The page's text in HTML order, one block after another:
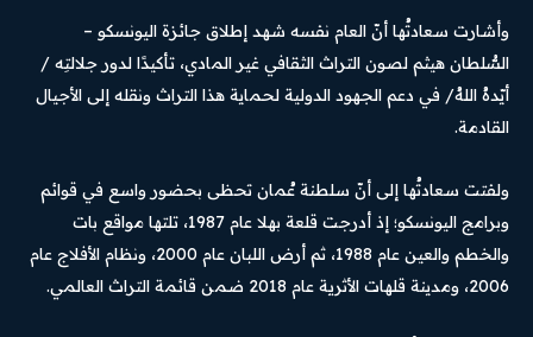
وأشارت سعادتُها أنّ العام نفسه شهد إطلاق جائزة اليونسكو –
السُّلطان هيثم لصون التراث الثقافي غير المادي، تأكيدًا لدور جلالتِه /
أيّدهُ اللهُ/ في دعم الجهود الدولية لحماية هذا التراث ونقله إلى الأجيال
القادمة.
ولفتت سعادتُها إلى أنّ سلطنة عُمان تحظى بحضور واسع في قوائم
وبرامج اليونسكو؛ إذ أدرجت قلعة بهلا عام 1987، تلتها مواقع بات
والخطم والعين عام 1988، ثم أرض اللبان عام 2000، ونظام الأفلاج عام
2006، ومدينة قلهات الأثرية عام 2018 ضمن قائمة التراث العالمي.